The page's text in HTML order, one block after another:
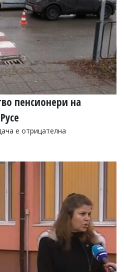
пенсионери на
е отрицателна